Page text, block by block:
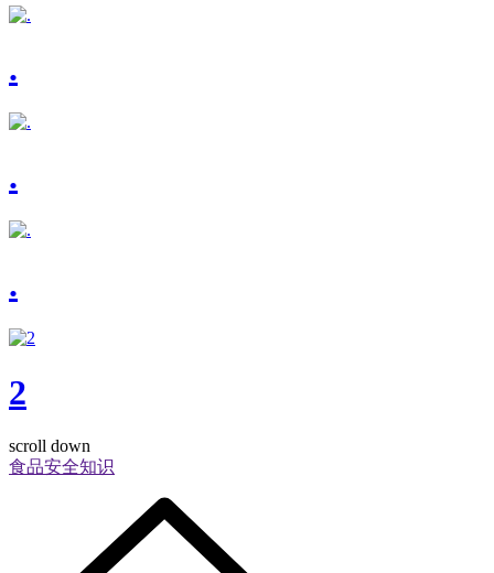
.
.
.
2
scroll down
食品安全知识